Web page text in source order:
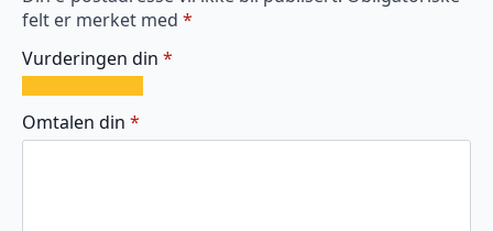
felt er merket med *
Vurderingen din *
av
5
av
5
av
5
av
5
av
5
Omtalen din *